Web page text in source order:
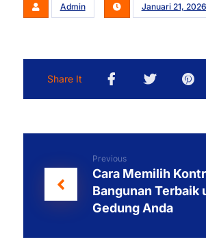
Admin Januari 21, 2026
Previous
Cara Memilih
Bangunan Terbaik
Gedung Anda